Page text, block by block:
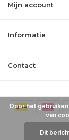
Mijn account
Informatie
Contact
Door het
van
Dit